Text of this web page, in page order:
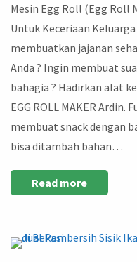
Mesin Egg Roll (Egg Roll
Untuk Keceriaan
membuatkan jajanan
Anda ? Ingin membuat
bahagia ? Hadirkan alat
EGG ROLL MAKER Ardin.
membuat snack dengan
bisa ditambah bahan…
Read more